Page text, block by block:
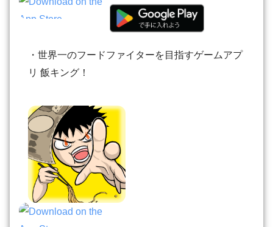
・世界一のフードファイターを目指すゲームアプ
リ 飯キング！